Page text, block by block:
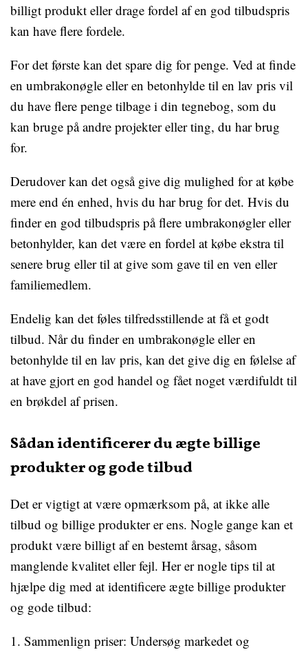
billigt produkt eller drage fordel af en god tilbudspris
kan have flere fordele.
For det første kan det spare dig for penge. Ved at finde
en umbrakonøgle eller en betonhylde til en lav pris vil
du have flere penge tilbage i din tegnebog, som du
kan bruge på andre projekter eller ting, du har brug
for.
Derudover kan det også give dig mulighed for at købe
mere end én enhed, hvis du har brug for det. Hvis du
finder en god tilbudspris på flere umbrakonøgler eller
betonhylder, kan det være en fordel at købe ekstra til
senere brug eller til at give som gave til en ven eller
familiemedlem.
Endelig kan det føles tilfredsstillende at få et godt
tilbud. Når du finder en umbrakonøgle eller en
betonhylde til en lav pris, kan det give dig en følelse af
at have gjort en god handel og fået noget værdifuldt til
en brøkdel af prisen.
Sådan identificerer du ægte billige
produkter og gode tilbud
Det er vigtigt at være opmærksom på, at ikke alle
tilbud og billige produkter er ens. Nogle gange kan et
produkt være billigt af en bestemt årsag, såsom
manglende kvalitet eller fejl. Her er nogle tips til at
hjælpe dig med at identificere ægte billige produkter
og gode tilbud:
1. Sammenlign priser: Undersøg markedet og